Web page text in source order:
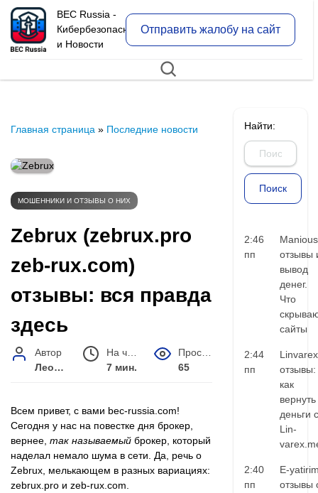
BEC Russia -
Кибербезопасность
и Новости
Отправить жалобу на сайт
Главная страница » Последние новости
МОШЕННИКИ И ОТЗЫВЫ О НИХ
Zebrux (zebrux.pro
zeb-rux.com)
отзывы: вся правда
здесь
Автор
Леонид Малышев
7 мин.
65
Всем привет, с вами bec-russia.com!
Сегодня у нас на повестке дня брокер,
вернее, так называемый брокер, который
наделал немало шума в сети. Да, речь о
Zebrux, мелькающем в разных вариациях:
zebrux.pro и zeb-rux.com.
Найти:
2:46
пп
Manious
отзывы
вывод
денег.
Что
сайты
2:44
пп
Linvarex
отзывы:
как
вернуть
деньги с
Lin-
2:40
пп
E-
отзывы